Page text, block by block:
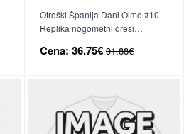
Otroški Španija Dani Olmo #10
Replika nogometni dresi
Kratek Rokav (+ hlače)
Cena: 36.75€ 91.88€